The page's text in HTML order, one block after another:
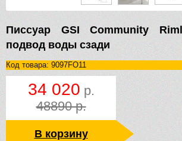
Писсуар GSI Community
подвод воды сзади
Код товара: 9097FO11
34 020 р.
48890 р.
В корзину